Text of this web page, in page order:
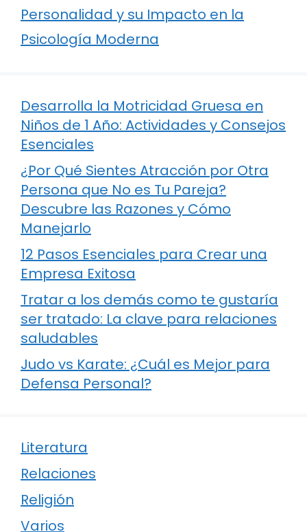
Personalidad y su Impacto en la
Psicología Moderna
Desarrolla la Motricidad Gruesa en
Niños de 1 Año: Actividades y Consejos
Esenciales
¿Por Qué Sientes Atracción por Otra
Persona que No es Tu Pareja?
Descubre las Razones y Cómo
Manejarlo
12 Pasos Esenciales para Crear una
Empresa Exitosa
Tratar a los demás como te gustaría
ser tratado: La clave para relaciones
saludables
Judo vs Karate: ¿Cuál es Mejor para
Defensa Personal?
Literatura
Relaciones
Religión
Varios